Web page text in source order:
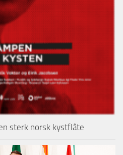
sterk norsk kystflåte